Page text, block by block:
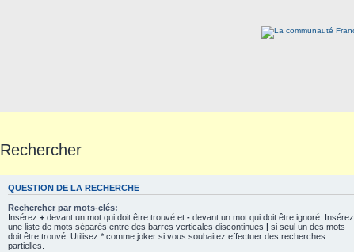
Rechercher
QUESTION DE LA RECHERCHE
Rechercher par mots-clés:
Insérez + devant un mot qui doit être trouvé et - devant un mot qui doit être ignoré. Insérez
une liste de mots séparés entre des barres verticales discontinues | si seul un des mots
doit être trouvé. Utilisez * comme joker si vous souhaitez effectuer des recherches
partielles.